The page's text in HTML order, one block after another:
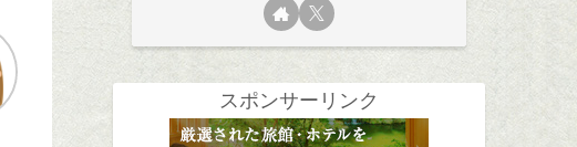
スポンサーリンク